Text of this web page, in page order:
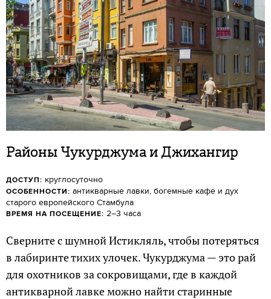
Районы Чукурджума и Джихангир
ДОСТУП: круглосуточно
ОСОБЕННОСТИ: антикварные лавки, богемные кафе и дух
старого европейского Стамбула
ВРЕМЯ НА ПОСЕЩЕНИЕ: 2–3 часа
Сверните с шумной Истикляль, чтобы потеряться
в лабиринте тихих улочек. Чукурджума — это рай
для охотников за сокровищами, где в каждой
антикварной лавке можно найти старинные